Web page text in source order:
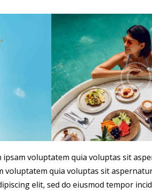
ipsam voluptatem quia voluptas sit
voluptatem quia voluptas sit
elit, sed do eiusmod tempor